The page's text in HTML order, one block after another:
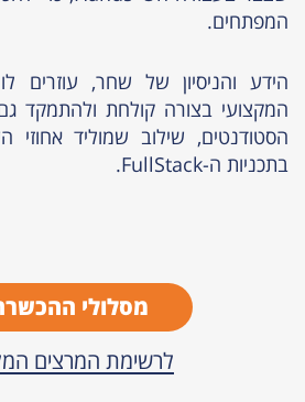
המפתחים.
הידע והניסיון של שחר, עוזרים
המקצועי בצורה קולחת ולהתמקד
הסטודנטים, שילוב שמוליד אחוזי
בתכניות ה-FullStack.
מסלולי
לרשימת המרצים